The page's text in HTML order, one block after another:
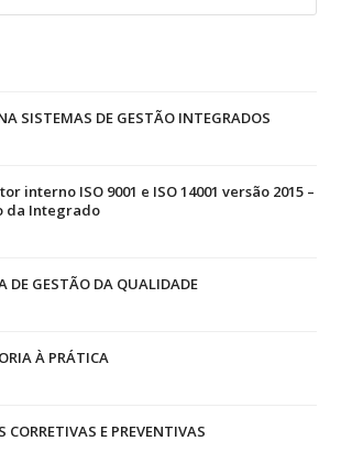
SISTEMAS DE GESTÃO INTEGRADOS
interno ISO 9001 e ISO 14001 versão 2015 –
da Integrado
DE GESTÃO DA QUALIDADE
À PRÁTICA
CORRETIVAS E PREVENTIVAS